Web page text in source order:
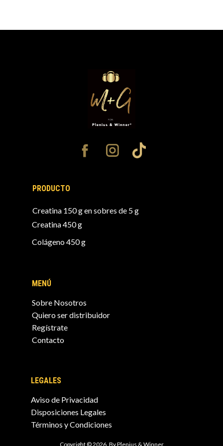
PRODUCTO
Creatina 150 g en sobres de 5 g
Creatina 450 g
Colágeno 450 g
MENÚ
Sobre Nosotros
Quiero ser distribuidor
Regístrate
Contacto
LEGALES
Aviso de Privacidad
Disposiciones Legales
Términos y Condiciones
Copyright © 2026. By Plenius & Winner